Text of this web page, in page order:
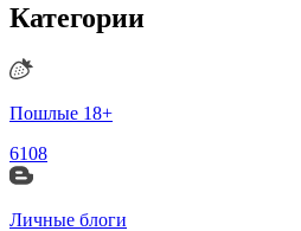
Категории
Пошлые 18+
6108
Личные блоги